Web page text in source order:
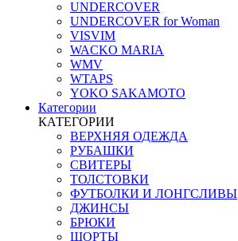
UNDERCOVER
UNDERCOVER for Woman
VISVIM
WACKO MARIA
WMV
WTAPS
YOKO SAKAMOTO
Категории
КАТЕГОРИИ
ВЕРХНЯЯ ОДЕЖДА
РУБАШКИ
СВИТЕРЫ
ТОЛСТОВКИ
ФУТБОЛКИ И ЛОНГСЛИВЫ
ДЖИНСЫ
БРЮКИ
ШОРТЫ